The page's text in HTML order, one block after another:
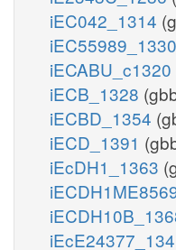
iEC042_1314
iEC55989_1330
iECABU_c1320
iECB_1328
iECBD_1354
iECD_1391
iEcDH1_1363